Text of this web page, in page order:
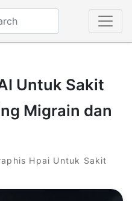
Untuk Sakit
Migrain dan
Hpai Untuk Sakit